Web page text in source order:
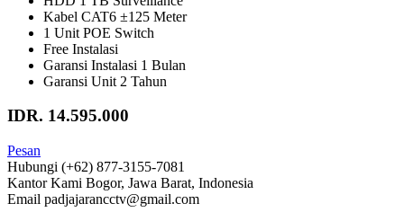
Kabel CAT6 ±125 Meter
1 Unit POE Switch
Free Instalasi
Garansi Instalasi 1 Bulan
Garansi Unit 2 Tahun
IDR. 14.595.000
Pesan
Hubungi (+62) 877-3155-7081
Kantor Kami Bogor, Jawa Barat, Indonesia
Email padjajarancctv@gmail.com